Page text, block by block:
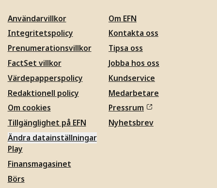
Användarvillkor
Integritetspolicy
Prenumerationsvillkor
FactSet villkor
Värdepapperspolicy
Redaktionell policy
Om cookies
Tillgänglighet på EFN
Ändra datainställningar
Om EFN
Kontakta oss
Tipsa oss
Jobba hos oss
Kundservice
Medarbetare
Pressrum
Nyhetsbrev
Play
Finansmagasinet
Börs